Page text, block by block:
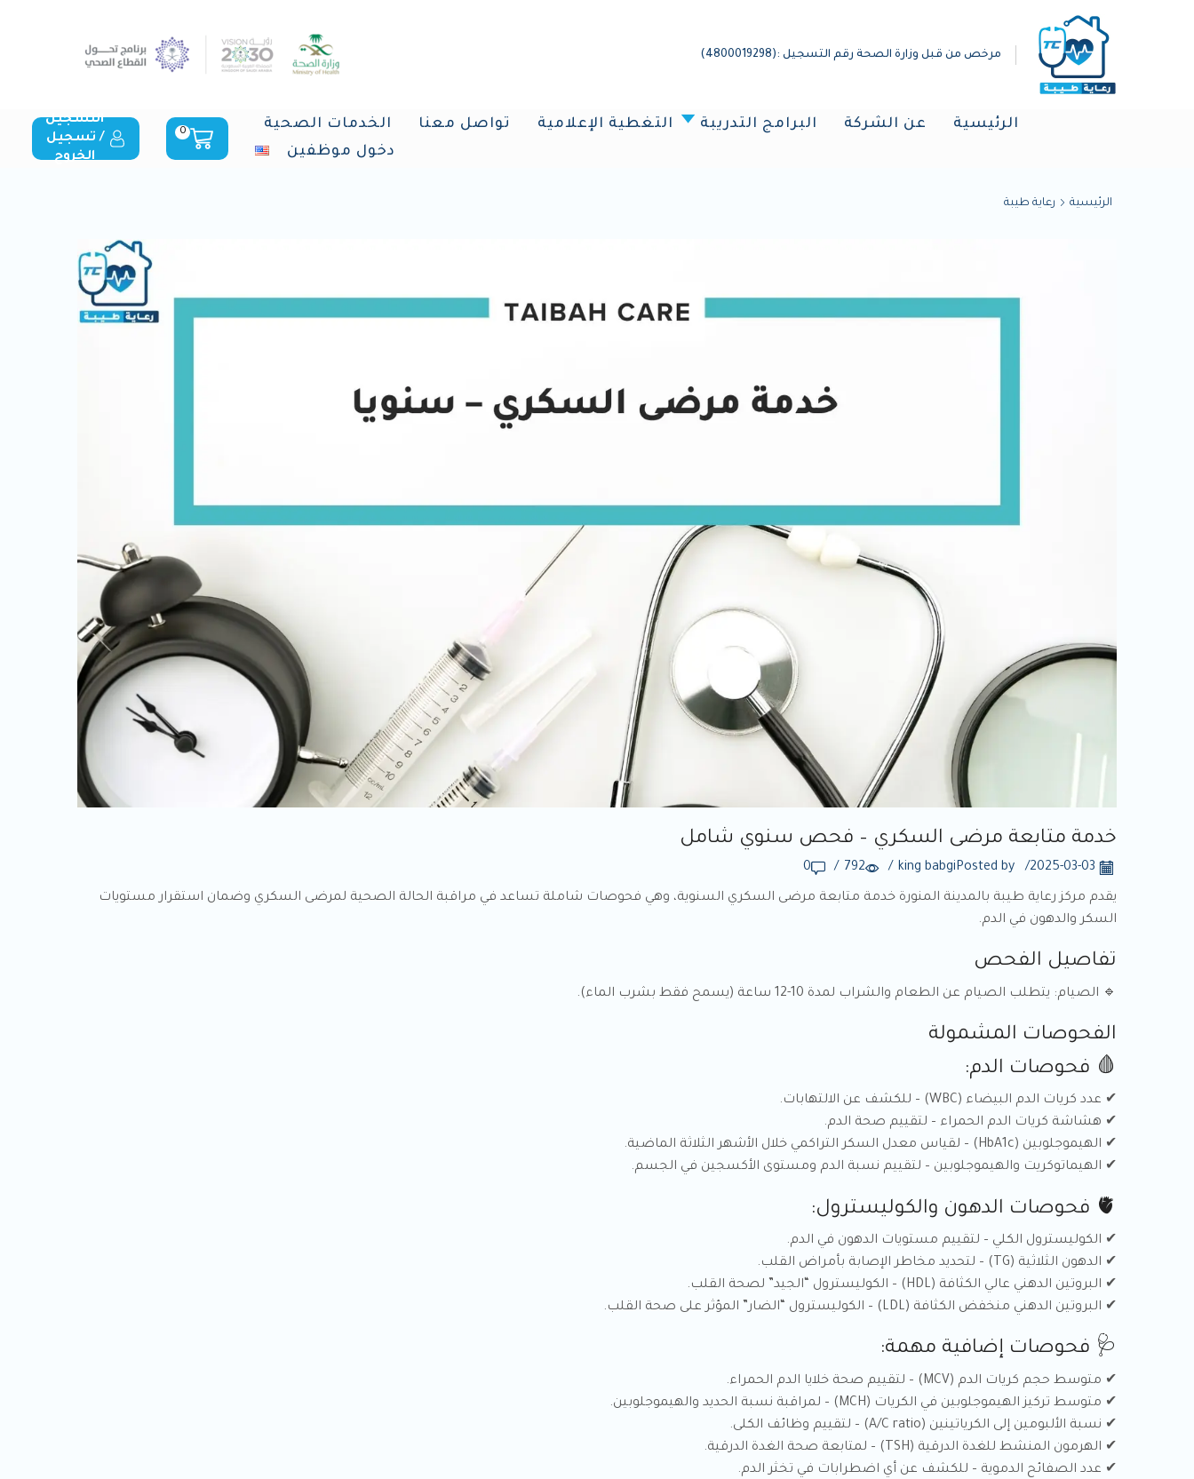
مرخص من قبل وزارة الصحة رقم التسجيل :(4800019298)
الرئيسية عن الشركة البرامج التدريبة التغطية الإعلامية تواصل معنا
الخدمات الصحية
دخول موظفين
0
التسجيل
/ تسجيل
الخروج
الرئيسية رعاية طيبة
خدمة متابعة مرضى السكري – فحص سنوي شامل
/
Posted by
king babgi
/
792
/
0
يقدم مركز رعاية طيبة بالمدينة المنورة خدمة متابعة مرضى السكري السنوية، وهي فحوصات شاملة تساعد في مراقبة الحالة الصحية لمرضى السكري وضمان استقرار مستويات
السكر والدهون في الدم.
تفاصيل الفحص
🔹 الصيام: يتطلب الصيام عن الطعام والشراب لمدة 10-12 ساعة (يسمح فقط بشرب الماء).
الفحوصات المشمولة
🩸 فحوصات الدم:
✔ عدد كريات الدم البيضاء (WBC) – للكشف عن الالتهابات.
✔ هشاشة كريات الدم الحمراء – لتقييم صحة الدم.
✔ الهيموجلوبين (HbA1c) – لقياس معدل السكر التراكمي خلال الأشهر الثلاثة الماضية.
✔ الهيماتوكريت والهيموجلوبين – لتقييم نسبة الدم ومستوى الأكسجين في الجسم.
🫀 فحوصات الدهون والكوليسترول:
✔ الكوليسترول الكلي – لتقييم مستويات الدهون في الدم.
✔ الدهون الثلاثية (TG) – لتحديد مخاطر الإصابة بأمراض القلب.
✔ البروتين الدهني عالي الكثافة (HDL) – الكوليسترول “الجيد” لصحة القلب.
✔ البروتين الدهني منخفض الكثافة (LDL) – الكوليسترول “الضار” المؤثر على صحة القلب.
🩺 فحوصات إضافية مهمة:
✔ متوسط حجم كريات الدم (MCV) – لتقييم صحة خلايا الدم الحمراء.
✔ متوسط تركيز الهيموجلوبين في الكريات (MCH) – لمراقبة نسبة الحديد والهيموجلوبين.
✔ نسبة الألبومين إلى الكرياتينين (A/C ratio) – لتقييم وظائف الكلى.
✔ الهرمون المنشط للغدة الدرقية (TSH) – لمتابعة صحة الغدة الدرقية.
✔ عدد الصفائح الدموية – للكشف عن أي اضطرابات في تخثر الدم.